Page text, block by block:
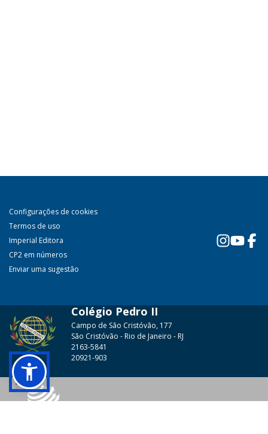
Configurações de cookies
Termos de uso
Imperial Editora
CP2 em números
Enviar uma sugestão
Colégio Pedro II
Campo de São Cristóvão, 177
São Cristóvão - Rio de Janeiro - RJ
2163-5841
20921-903